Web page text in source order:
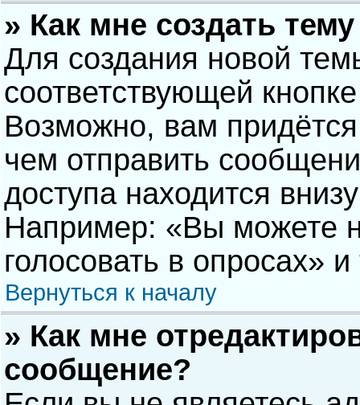
» Как мне создать
Для создания новой
соответствующей
Возможно, вам
чем отправить
доступа находится
Например: «Вы можете
голосовать в опросах» и
Вернуться к началу
» Как мне
сообщение?